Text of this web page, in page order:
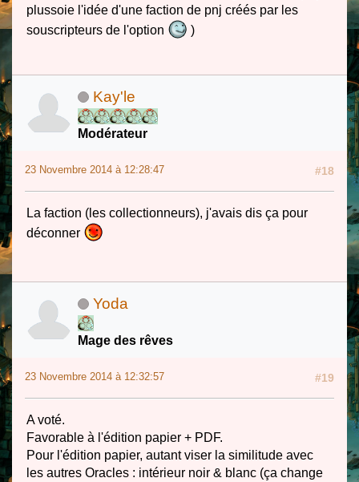
plussoie l'idée d'une faction de pnj créés par les
souscripteurs de l'option
)
Kay'le
Modérateur
23 Novembre 2014 à 12:28:47 #18
La faction (les collectionneurs), j'avais dis ça pour
déconner
Yoda
Mage des rêves
23 Novembre 2014 à 12:32:57 #19
A voté.
Favorable à l'édition papier + PDF.
Pour l'édition papier, autant viser la similitude avec
les autres Oracles : intérieur noir & blanc (ça change